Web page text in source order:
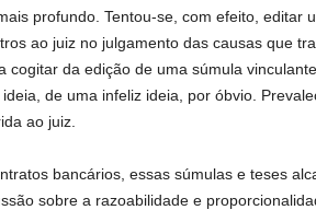
profundo. Tentou-se, com efeito, editar
ao juiz no julgamento das causas que
cogitar da edição de uma súmula
de uma infeliz ideia, por óbvio.
ao juiz.
bancários, essas súmulas e teses
sobre a razoabilidade e